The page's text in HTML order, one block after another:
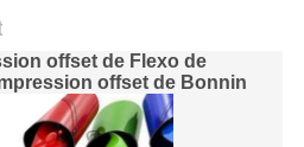
offset de Flexo de
offset de Bonnin